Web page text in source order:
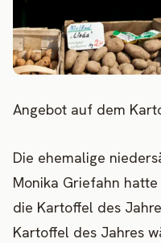
Angebot auf dem
Die ehemalige
Monika Griefahn
die Kartoffel des
Kartoffel des Jahres